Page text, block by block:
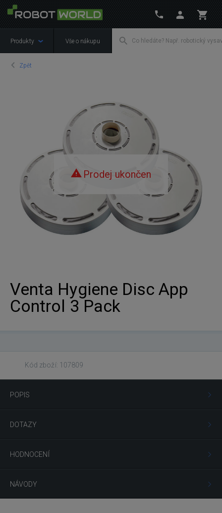
Produkty Vše o nákupu
Zpět
Prodej ukončen
Venta Hygiene Disc App
Control 3 Pack
Kód zboží: 107809
POPIS
DOTAZY
HODNOCENÍ
NÁVODY